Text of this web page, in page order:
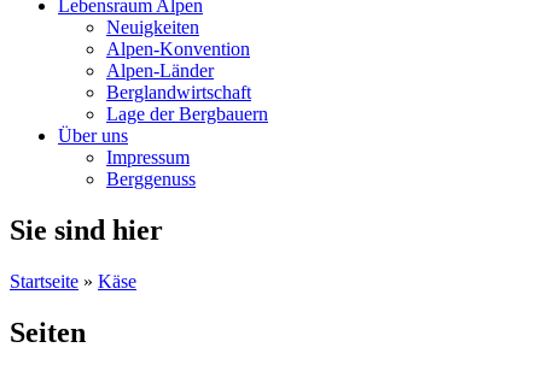
Lebensraum Alpen
Neuigkeiten
Alpen-Konvention
Alpen-Länder
Berglandwirtschaft
Lage der Bergbauern
Über uns
Impressum
Berggenuss
Sie sind hier
Startseite » Käse
Seiten